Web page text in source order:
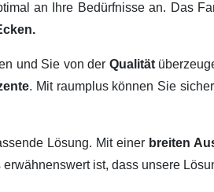
an Ihre Bedürfnisse an. Das
und Sie von der Qualität
. Mit raumplus können Sie
Lösung. Mit einer breiten
ist, dass unsere